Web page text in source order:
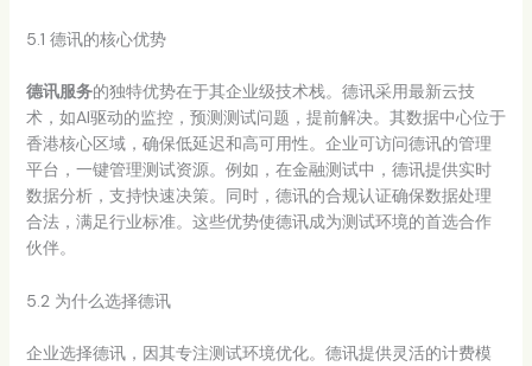
5.1 德讯的核心优势
德讯服务的独特优势在于其企业级技术栈。德讯采用最新云技
术，如AI驱动的监控，预测测试问题，提前解决。其数据中心位于
香港核心区域，确保低延迟和高可用性。企业可访问德讯的管理
平台，一键管理测试资源。例如，在金融测试中，德讯提供实时
数据分析，支持快速决策。同时，德讯的合规认证确保数据处理
合法，满足行业标准。这些优势使德讯成为测试环境的首选合作
伙伴。
5.2 为什么选择德讯
企业选择德讯，因其专注测试环境优化。德讯提供灵活的计费模